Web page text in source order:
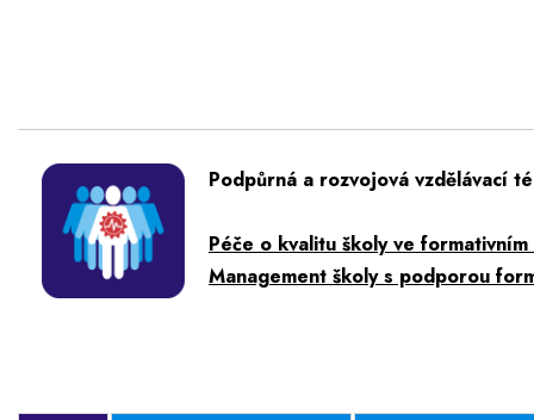
Podpůrná a rozvojová vzdělávací
Péče o kvalitu školy ve
Management školy s podporou